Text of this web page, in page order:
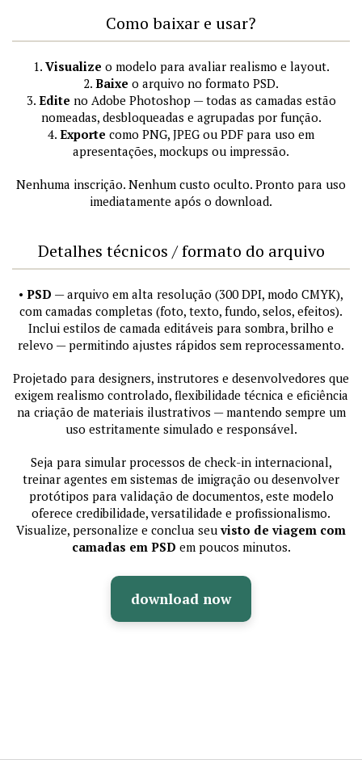
Como baixar e usar?
1. Visualize o modelo para avaliar realismo e layout.
2. Baixe o arquivo no formato PSD.
3. Edite no Adobe Photoshop — todas as camadas estão
nomeadas, desbloqueadas e agrupadas por função.
4. Exporte como PNG, JPEG ou PDF para uso em
apresentações, mockups ou impressão.
Nenhuma inscrição. Nenhum custo oculto. Pronto para uso
imediatamente após o download.
Detalhes técnicos / formato do arquivo
• PSD — arquivo em alta resolução (300 DPI, modo CMYK),
com camadas completas (foto, texto, fundo, selos, efeitos).
Inclui estilos de camada editáveis para sombra, brilho e
relevo — permitindo ajustes rápidos sem reprocessamento.
Projetado para designers, instrutores e desenvolvedores que
exigem realismo controlado, flexibilidade técnica e eficiência
na criação de materiais ilustrativos — mantendo sempre um
uso estritamente simulado e responsável.
Seja para simular processos de check-in internacional,
treinar agentes em sistemas de imigração ou desenvolver
protótipos para validação de documentos, este modelo
oferece credibilidade, versatilidade e profissionalismo.
Visualize, personalize e conclua seuvisto de viagem com
camadas em PSD em poucos minutos.
download now